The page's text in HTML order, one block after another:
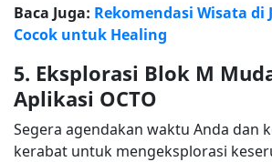
Baca Juga: Rekomendasi Wisata di
Cocok untuk Healing
5. Eksplorasi Blok M
Aplikasi OCTO
Segera agendakan waktu Anda dan
kerabat untuk mengeksplorasi